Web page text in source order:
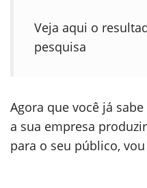
Veja aqui o
pesquisa
Agora que você já
a sua empresa produzir
para o seu público,